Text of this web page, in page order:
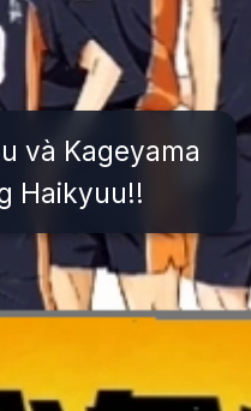
và Kageyama
Haikyuu!!